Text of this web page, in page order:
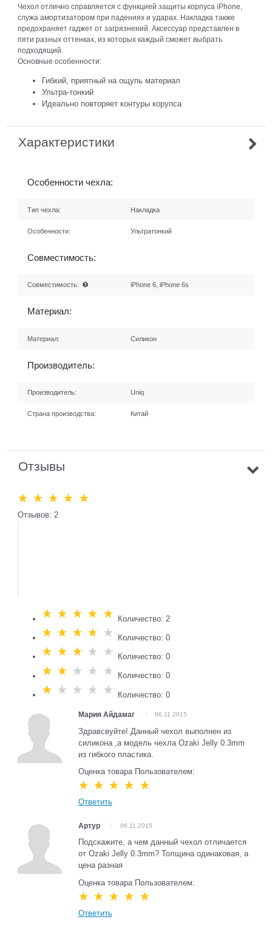
Чехол отлично справляется с функцией защиты корпуса iPhone,
служа амортизатором при падениях и ударах. Накладка также
предохраняет гаджет от загрязнений. Аксессуар представлен в
пяти разных оттенках, из которых каждый сможет выбрать
подходящий.
Основные особенности:
Гибкий, приятный на ощупь материал
Ультра-тонкий
Идеально повторяет контуры корупса
Характеристики
Особенности чехла:
Тип чехла: Накладка
Особенности: Ультратонкий
Совместимость:
Совместимость: iPhone 6, iPhone 6s
Материал:
Материал: Силикон
Производитель:
Производитель: Uniq
Страна производства: Китай
Отзывы
Отзывов: 2
Количество: 2
Количество: 0
Количество: 0
Количество: 0
Количество: 0
Мария Айдамаг 06.11.2015
Здравсвуйте! Данный чехол выполнен из
силикона ,а модель чехла Ozaki Jelly 0.3mm
из гибкого пластика.
Оценка товара Пользователем:
Ответить
Артур 06.11.2015
Подскажите, а чем данный чехол отличается
от Ozaki Jelly 0.3mm? Толщина одинаковая, а
цена разная
Оценка товара Пользователем:
Ответить